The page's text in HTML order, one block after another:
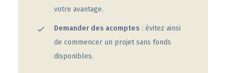
votre avantage.
Demander des acomptes : évitez ainsi
de commencer un projet sans fonds
disponibles.